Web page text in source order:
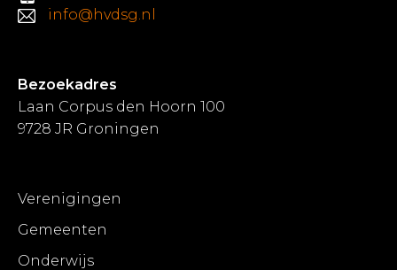
info@hvdsg.nl
Bezoekadres
Laan Corpus den Hoorn 100
9728 JR Groningen
Verenigingen
Gemeenten
Onderwijs